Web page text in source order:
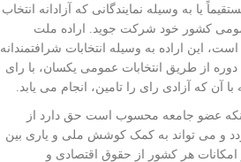
یا به وسیله نمایندگانی که آزادانه انتخاب
کشور خود شرکت جوید. اراده ملت
این اراده به وسیله انتخابات شرافتمندانه
از طریق انتخابات عمومی یکسان، با رای
آن که آزادی رای را تامین، انجام می یابد.
عضو جامعه محسوب است حق دارد از
و می تواند به کمک کوشش ملی و یاری بین
امکانات هر کشور از حقوق اقتصادی و